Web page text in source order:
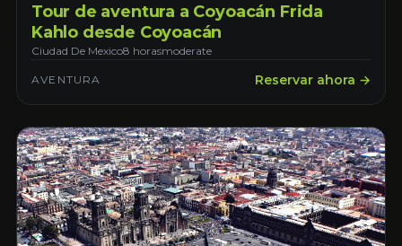
Tour de aventura a Coyoacán Frida
Kahlo desde Coyoacán
Ciudad De Mexico8 horasmoderate
AVENTURA Reservar ahora →